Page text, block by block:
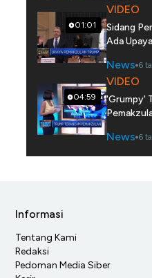
01:01
VIDEO
Sidang
Ada
News 6
04:59
VIDEO
'Grumpy'
News 6
Informasi
Tentang Kami
Redaksi
Pedoman Media Siber